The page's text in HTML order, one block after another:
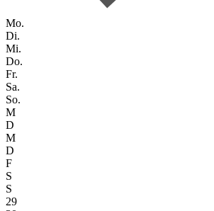
Mo.
Di.
Mi.
Do.
Fr.
Sa.
So.
M
D
M
D
F
S
S
29